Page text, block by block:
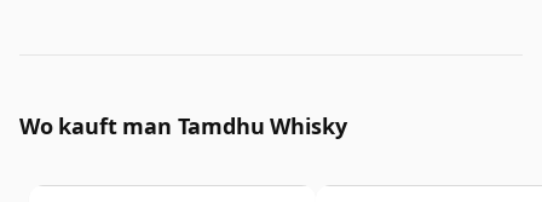
Wo kauft man Tamdhu Whisky